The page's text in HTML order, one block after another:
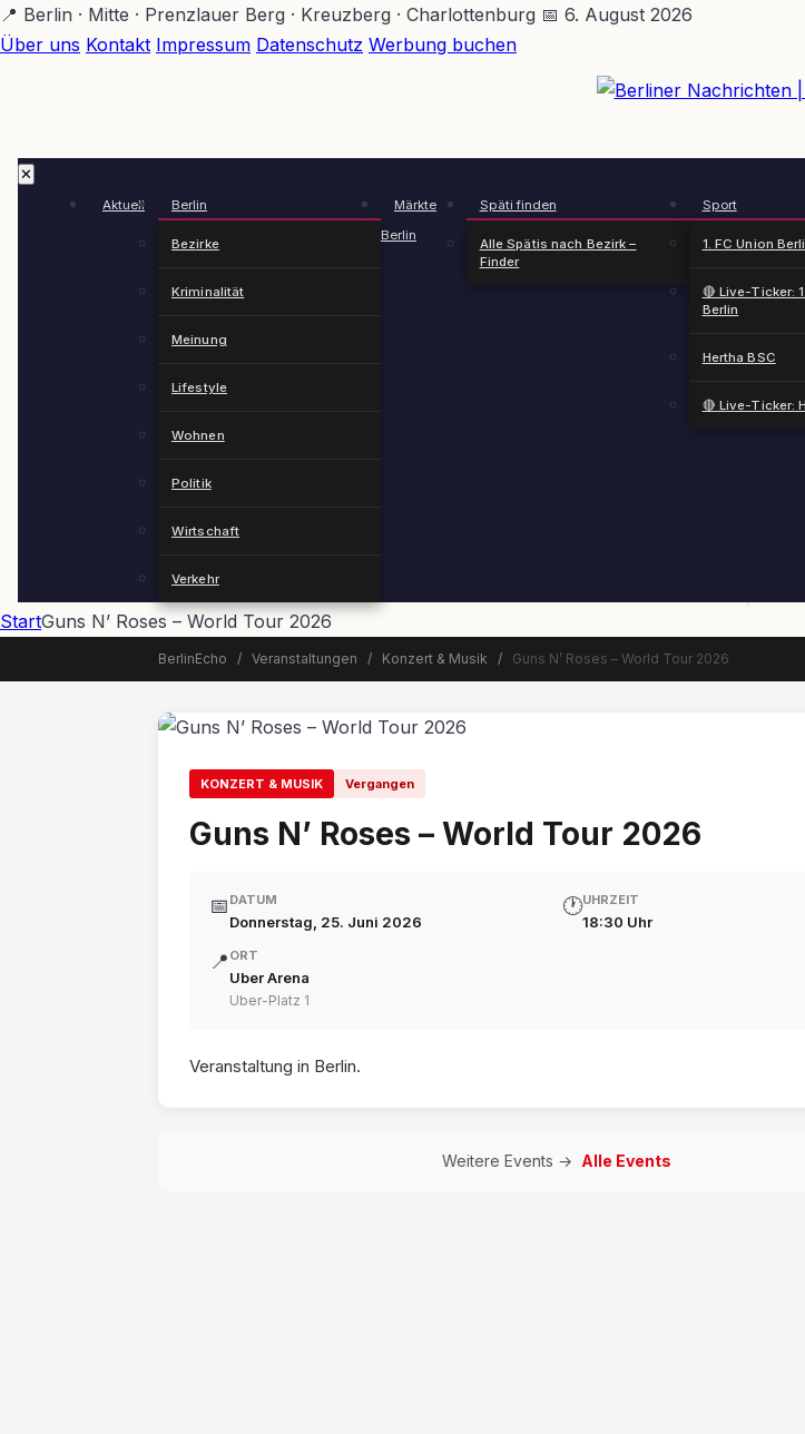
Zum
Hauptinhalt
📍 Berlin · Mitte · Prenzlauer Berg · Kreuzberg · Charlottenburg 📅 6. August 2026
Über uns Kontakt Impressum Datenschutz Werbung buchen
✕
Aktuell Berlin
Bezirke
Kriminalität
Meinung
Lifestyle
Wohnen
Politik
Wirtschaft
Verkehr
Märkte
Berlin
Späti finden
Alle Spätis nach Bezirk –
Finder
Sport
1. FC Union
🔴 Live-Ticker:
Berlin
Hertha BSC
🔴 Live-Ticker:
StartGuns N’ Roses – World Tour 2026
BerlinEcho / Veranstaltungen / Konzert & Musik / Guns N’ Roses – World Tour 2026
KONZERT & MUSIK Vergangen
Guns N’ Roses – World Tour 2026
📅 DATUM
Donnerstag, 25. Juni 2026
🕐UHRZEIT
18:30 Uhr
📍 ORT
Uber Arena
Uber-Platz 1
Veranstaltung in Berlin.
Weitere Events → Alle Events